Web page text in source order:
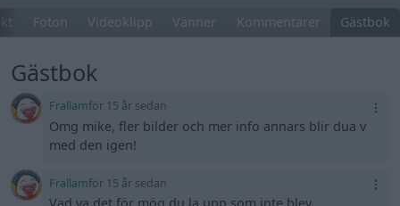
Foton Videoklipp Vänner Kommentarer Gästbok
Gästbok
Frallamför 15 år sedan
Omg mike, fler bilder och mer info annars blir dua v
med den igen!
Frallamför 15 år sedan